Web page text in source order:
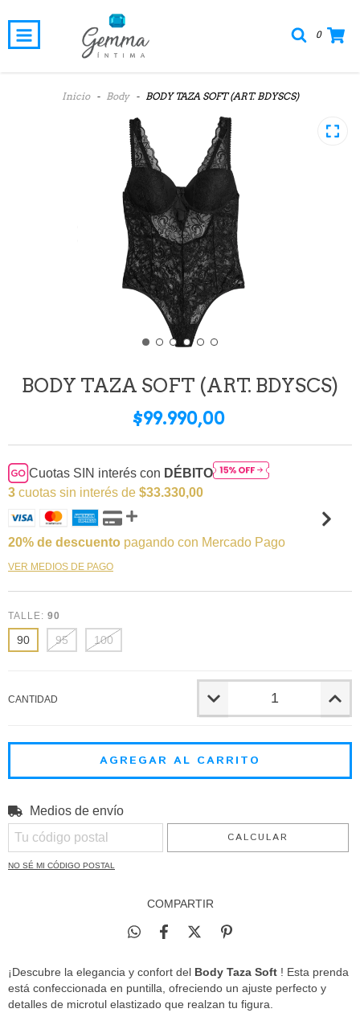
0
Inicio - Body - BODY TAZA SOFT (ART. BDYSCS)
BODY TAZA SOFT (ART. BDYSCS)
$99.990,00
Cuotas SIN interés con DÉBITO
3 cuotas sin interés de $33.330,00
20% de descuento pagando con Mercado Pago
VER MEDIOS DE PAGO
TALLE: 90
90 95 100
CANTIDAD
Entregas para el CP:
Medios de envío
CALCULAR
NO SÉ MI CÓDIGO POSTAL
COMPARTIR
¡Descubre la elegancia y confort del Body Taza Soft ! Esta prenda
está confeccionada en puntilla, ofreciendo un ajuste perfecto y
detalles de microtul elastizado que realzan tu figura.